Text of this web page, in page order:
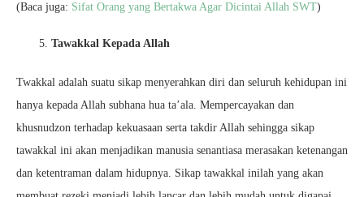
(Baca juga: Sifat Orang yang Bertakwa Agar Dicintai Allah SWT)
Tawakkal Kepada Allah
Twakkal adalah suatu sikap menyerahkan diri dan seluruh kehidupan ini
hanya kepada Allah subhana hua ta’ala. Mempercayakan dan
khusnudzon terhadap kekuasaan serta takdir Allah sehingga sikap
tawakkal ini akan menjadikan manusia senantiasa merasakan ketenangan
dan ketentraman dalam hidupnya. Sikap tawakkal inilah yang akan